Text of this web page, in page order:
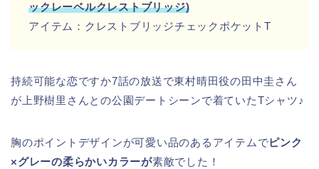
ックレーベルクレストブリッジ)
アイテム：クレストブリッジチェックポケットT
持続可能な恋ですか7話の放送で東村晴田役の田中圭さん
が上野樹里さんとの公園デートシーンで着ていたTシャツ♪
胸のポイントデザインが可愛い品のあるアイテムでピンク
×グレーの柔らかいカラーが素敵でした！